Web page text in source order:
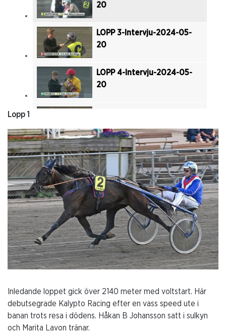
LOPP 10--2024-05-20
20
LOPP 3-Intervju-2024-05-
20
LOPP 4-Intervju-2024-05-
20
LOPP 6-Intervju-2024-05-
20
LOPP 7-Intervju-2024-05-
20
LOPP 8-Intervju-2024-05-
20
LOPP 9-Intervju-2024-05-
LOPP 10-Intervju-2024-05-
Lopp 1
Inledande loppet gick över 2140 meter med voltstart. Här
debutsegrade Kalypto Racing efter en vass speed ute i
banan trots resa i dödens. Håkan B Johansson satt i sulkyn
och Marita Lavon tränar.